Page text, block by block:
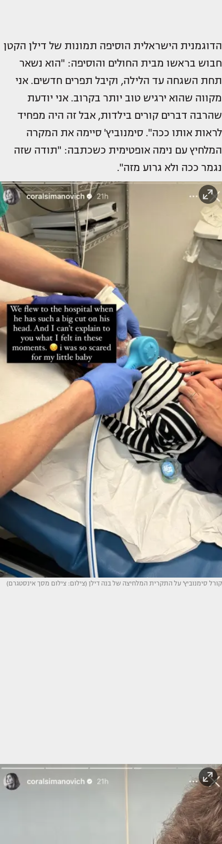
הדוגמנית הישראלית הוסיפה תמונות של דילן הקטן
חבוש בראשו מבית החולים והוסיפה: "הוא נשאר
תחת השגחה עד הלילה, וקיבל תפרים חדשים. אני
מקווה שהוא ירגיש טוב יותר בקרוב. אני יודעת
שהרבה דברים קורים בילדות, אבל זה היה מפחיד
לראות אותו ככה". סימנוביץ' סיימה את המקרה
המלחיץ עם נימה אופטימית כשכתבה: "תודה שזה
נגמר ככה ולא גרוע מזה".
קורל סימנוביץ' על התקרית המלחיצה של בנה דילן (צילום: צילום מסך אינסטגרם)